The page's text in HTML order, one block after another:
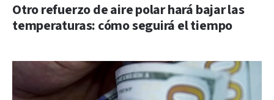
Otro refuerzo de aire polar hará bajar las
temperaturas: cómo seguirá el tiempo